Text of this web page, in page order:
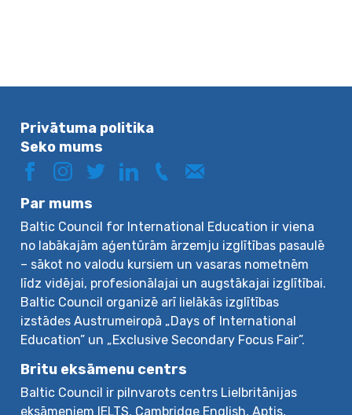
Privātuma politika
Seko mums
Par mums
Baltic Council for International Education ir viena
no labākajām aģentūrām ārzemju izglītības pasaulē
– sākot no valodu kursiem un vasaras nometnēm
līdz vidējai, profesionālajai un augstākajai izglītībai.
Baltic Council organizē arī lielākās izglītības
izstādes Austrumeiropā „Days of International
Education” un „Exclusive Secondary Focus Fair”.
Britu eksāmenu centrs
Baltic Council ir pilnvarots centrs Lielbritānijas
eksāmeniem IELTS, Cambridge English, Aptis,